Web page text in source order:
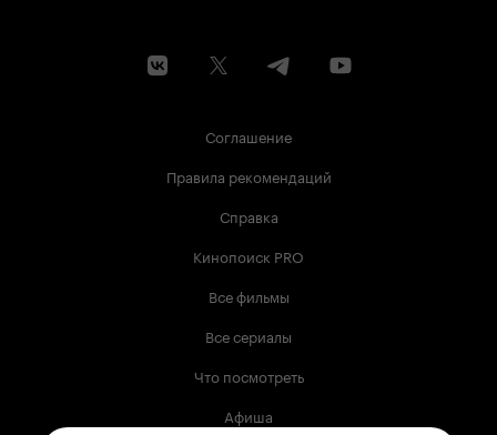
Соглашение
Правила рекомендаций
Справка
Кинопоиск PRO
Все фильмы
Все сериалы
Что посмотреть
Афиша